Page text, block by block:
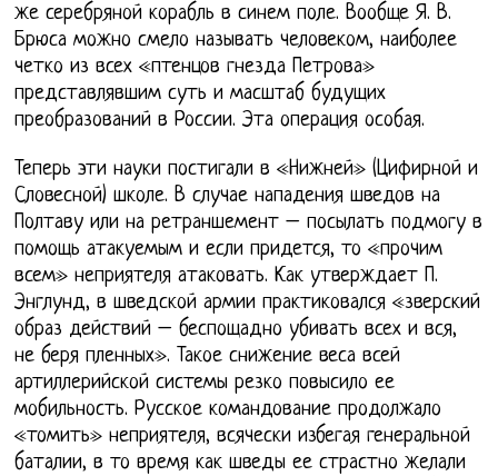
же серебряной корабль в синем поле. Вообще Я. В.
Брюса можно смело называть человеком, наиболее
четко из всех «птенцов гнезда Петрова»
представлявшим суть и масштаб будущих
преобразований в России. Эта операция особая.
Теперь эти науки постигали в «Нижней» (Цифирной и
Словесной) школе. В случае нападения шведов на
Полтаву или на ретраншемент – посылать подмогу в
помощь атакуемым и если придется, то «прочим
всем» неприятеля атаковать. Как утверждает П.
Энглунд, в шведской армии практиковался «зверский
образ действий – беспощадно убивать всех и вся,
не беря пленных». Такое снижение веса всей
артиллерийской системы резко повысило ее
мобильность. Русское командование продолжало
«томить» неприятеля, всячески избегая генеральной
баталии, в то время как шведы ее страстно желали